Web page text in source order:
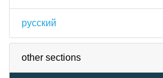
русский
other sections